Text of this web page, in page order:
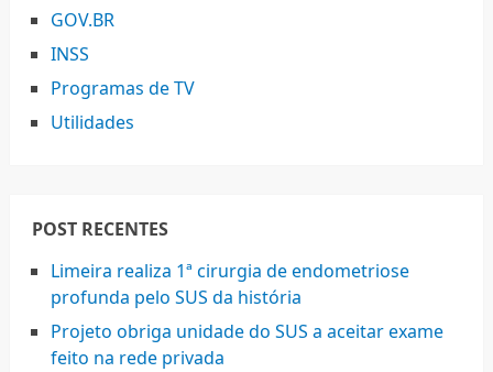
GOV.BR
INSS
Programas de TV
Utilidades
POST RECENTES
Limeira realiza 1ª cirurgia de endometriose
profunda pelo SUS da história
Projeto obriga unidade do SUS a aceitar exame
feito na rede privada